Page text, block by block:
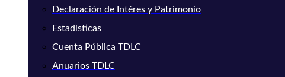
Declaración de Intéres y Patrimonio
Estadísticas
Cuenta Pública TDLC
Anuarios TDLC